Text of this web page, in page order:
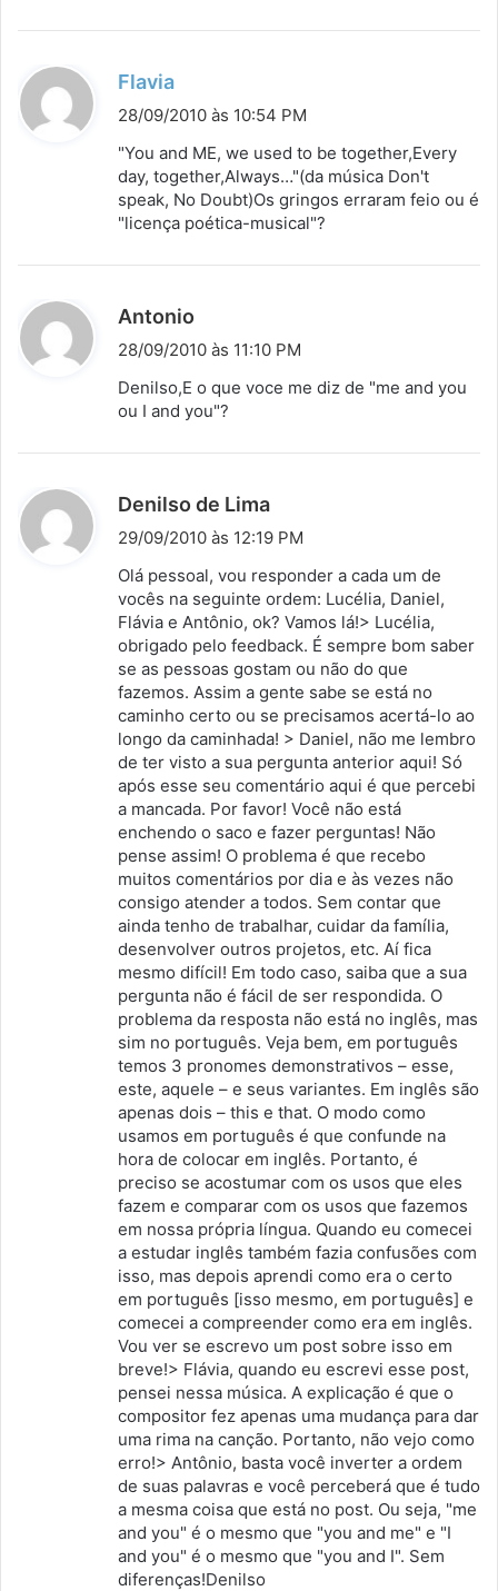
Flavia
i
s
e
:
28/09/2010 às 10:54 PM
"You and ME, we used to be together,Every
day, together,Always…"(da música Don't
speak, No Doubt)Os gringos erraram feio ou é
"licença poética-musical"?
Antonio
i
s
28/09/2010 às 11:10 PM
Denilso,E o que voce me diz de "me and you
ou I and you"?
Denilso de Lima
i
s
e
:
29/09/2010 às 12:19 PM
Olá pessoal, vou responder a cada um de
vocês na seguinte ordem: Lucélia, Daniel,
Flávia e Antônio, ok? Vamos lá!> Lucélia,
obrigado pelo feedback. É sempre bom saber
se as pessoas gostam ou não do que
fazemos. Assim a gente sabe se está no
caminho certo ou se precisamos acertá-lo ao
longo da caminhada! > Daniel, não me lembro
de ter visto a sua pergunta anterior aqui! Só
após esse seu comentário aqui é que percebi
a mancada. Por favor! Você não está
enchendo o saco e fazer perguntas! Não
pense assim! O problema é que recebo
muitos comentários por dia e às vezes não
consigo atender a todos. Sem contar que
ainda tenho de trabalhar, cuidar da família,
desenvolver outros projetos, etc. Aí fica
mesmo difícil! Em todo caso, saiba que a sua
pergunta não é fácil de ser respondida. O
problema da resposta não está no inglês, mas
sim no português. Veja bem, em português
temos 3 pronomes demonstrativos – esse,
este, aquele – e seus variantes. Em inglês são
apenas dois – this e that. O modo como
usamos em português é que confunde na
hora de colocar em inglês. Portanto, é
preciso se acostumar com os usos que eles
fazem e comparar com os usos que fazemos
em nossa própria língua. Quando eu comecei
a estudar inglês também fazia confusões com
isso, mas depois aprendi como era o certo
em português [isso mesmo, em português] e
comecei a compreender como era em inglês.
Vou ver se escrevo um post sobre isso em
breve!> Flávia, quando eu escrevi esse post,
pensei nessa música. A explicação é que o
compositor fez apenas uma mudança para dar
uma rima na canção. Portanto, não vejo como
erro!> Antônio, basta você inverter a ordem
de suas palavras e você perceberá que é tudo
a mesma coisa que está no post. Ou seja, "me
and you" é o mesmo que "you and me" e "I
and you" é o mesmo que "you and I". Sem
diferenças!Denilso